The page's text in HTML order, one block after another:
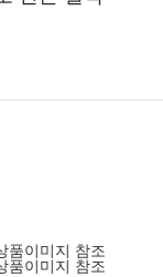
품이미지 참조
품이미지 참조